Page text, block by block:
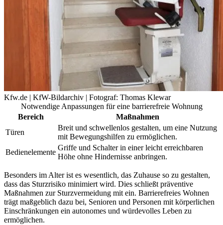
Kfw.de | KfW-Bildarchiv | Fotograf: Thomas Klewar
Notwendige Anpassungen für eine barrierefreie Wohnung
Bereich
Maßnahmen
Türen
Breit und schwellenlos gestalten, um eine Nutzung
mit Bewegungshilfen zu ermöglichen.
Bedienelemente
Griffe und Schalter in einer leicht erreichbaren
Höhe ohne Hindernisse anbringen.
Besonders im Alter ist es wesentlich, das Zuhause so zu gestalten,
dass das Sturzrisiko minimiert wird. Dies schließt präventive
Maßnahmen zur Sturzvermeidung mit ein. Barrierefreies Wohnen
trägt maßgeblich dazu bei, Senioren und Personen mit körperlichen
Einschränkungen ein autonomes und würdevolles Leben zu
ermöglichen.